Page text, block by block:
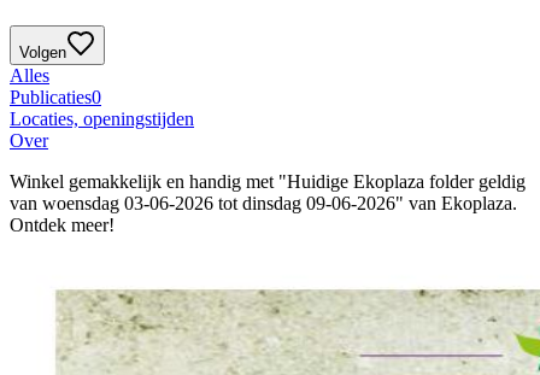
Volgen
Alles
Publicaties0
Locaties, openingstijden
Over
Winkel gemakkelijk en handig met "Huidige Ekoplaza folder geldig
van woensdag 03-06-2026 tot dinsdag 09-06-2026" van Ekoplaza.
Ontdek meer!